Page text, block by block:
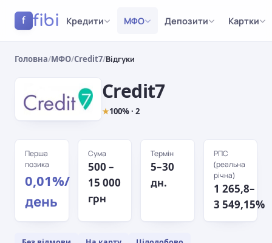
f fibi Кредити МФО Депозити Картки
Головна/МФО/Credit7/Відгуки
Credit7
★100% · 2
Перша
позика
0,01%/
день
Сума
500 –
15 000
грн
Термін
5–30
дн.
РПС
(реальна
річна)
1 265,8–
3 549,15%